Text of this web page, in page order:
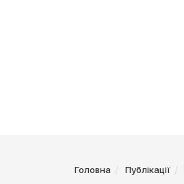
Головна Публікації